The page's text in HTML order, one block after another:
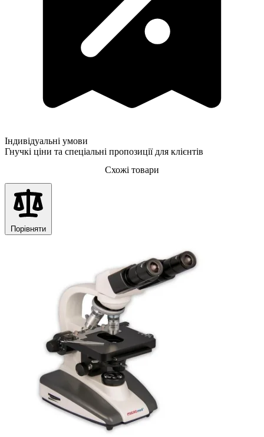
Індивідуальні умови
Гнучкі ціни та спеціальні пропозиції для клієнтів
Схожі товари
Порівняти